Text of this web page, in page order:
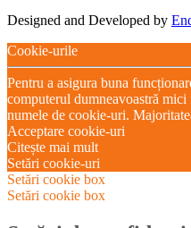
Designed and Developed by
Cookie-urile
Pentru a asigura buna
computerul dumneavoastră
numele de cookie-uri.
Acceptare cookie-uri
Citește mai mult
Setări cookie-uri
Setări cookie box
Setări cookie box